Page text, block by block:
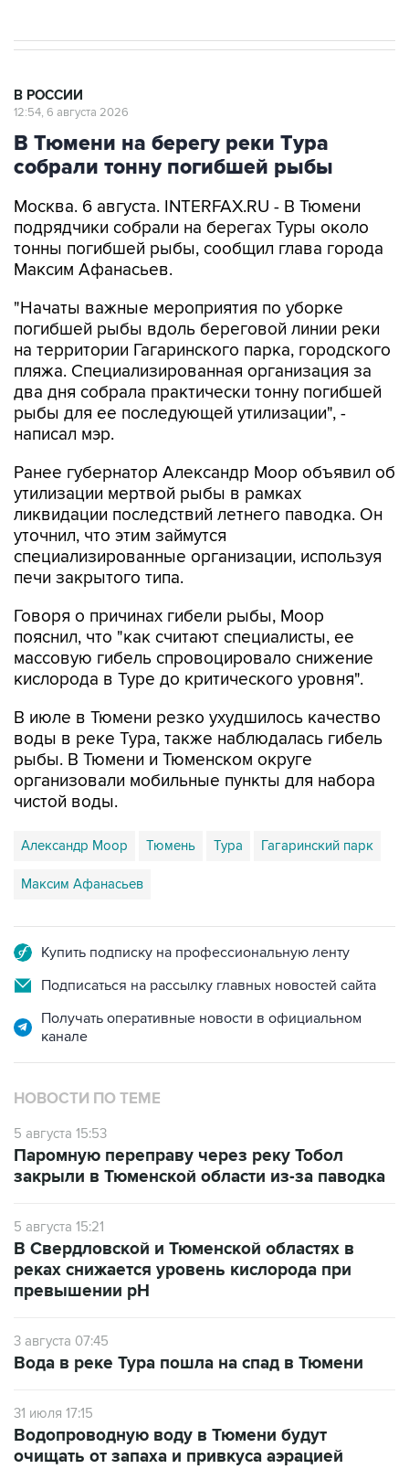
В РОССИИ
12:54, 6 августа 2026
В Тюмени на берегу реки Тура
собрали тонну погибшей рыбы
Москва. 6 августа. INTERFAX.RU - В Тюмени
подрядчики собрали на берегах Туры около
тонны погибшей рыбы, сообщил глава города
Максим Афанасьев.
"Начаты важные мероприятия по уборке
погибшей рыбы вдоль береговой линии реки
на территории Гагаринского парка, городского
пляжа. Специализированная организация за
два дня собрала практически тонну погибшей
рыбы для ее последующей утилизации", -
написал мэр.
Ранее губернатор Александр Моор объявил об
утилизации мертвой рыбы в рамках
ликвидации последствий летнего паводка. Он
уточнил, что этим займутся
специализированные организации, используя
печи закрытого типа.
Говоря о причинах гибели рыбы, Моор
пояснил, что "как считают специалисты, ее
массовую гибель спровоцировало снижение
кислорода в Туре до критического уровня".
В июле в Тюмени резко ухудшилось качество
воды в реке Тура, также наблюдалась гибель
рыбы. В Тюмени и Тюменском округе
организовали мобильные пункты для набора
чистой воды.
Александр Моор Тюмень Тура Гагаринский парк
Максим Афанасьев
Купить подписку на профессиональную ленту
Подписаться на рассылку главных новостей сайта
Получать оперативные новости в официальном
канале
НОВОСТИ ПО ТЕМЕ
5 августа 15:53
Паромную переправу через реку Тобол
закрыли в Тюменской области из-за паводка
5 августа 15:21
В Свердловской и Тюменской областях в
реках снижается уровень кислорода при
превышении рН
3 августа 07:45
Вода в реке Тура пошла на спад в Тюмени
31 июля 17:15
Водопроводную воду в Тюмени будут
очищать от запаха и привкуса аэрацией